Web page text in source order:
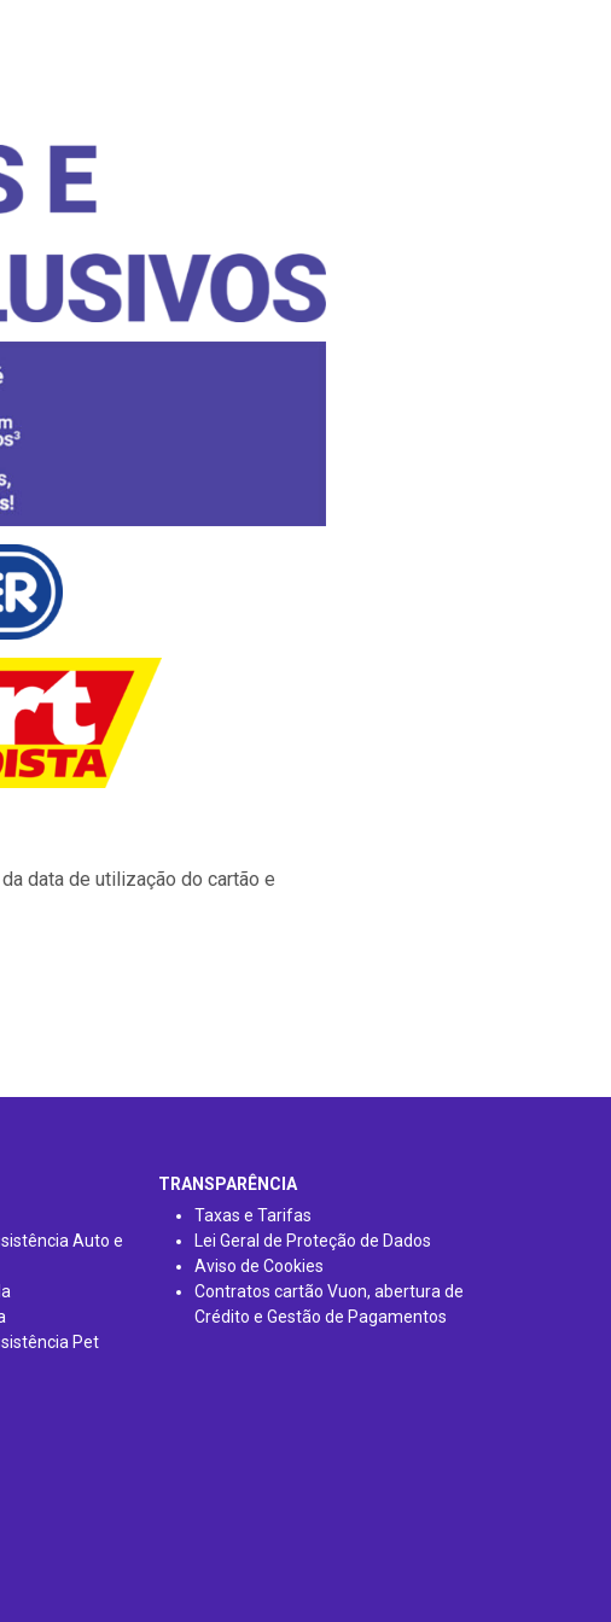
data de utilização do cartão e
Auto e
Pet
TRANSPARÊNCIA
Taxas e Tarifas
Lei Geral de Proteção de Dados
Aviso de Cookies
Contratos cartão Vuon, abertura de
Crédito e Gestão de Pagamentos